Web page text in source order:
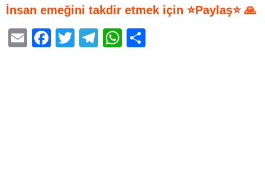
İnsan emeğini takdir etmek için ⭐Paylaş⭐ 🙏
E
F
T
T
W